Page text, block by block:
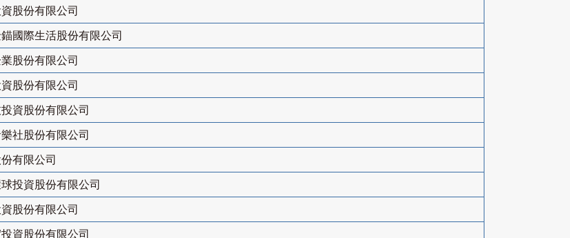
股份有限公司
國際生活股份有限公司
股份有限公司
股份有限公司
資股份有限公司
社股份有限公司
有限公司
投資股份有限公司
股份有限公司
資股份有限公司